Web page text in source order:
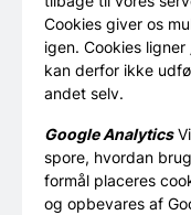
Cookies giver os
igen. Cookies ligner
kan derfor ikke
andet selv.
Google Analytics
spore, hvordan
formål placeres
og opbevares af